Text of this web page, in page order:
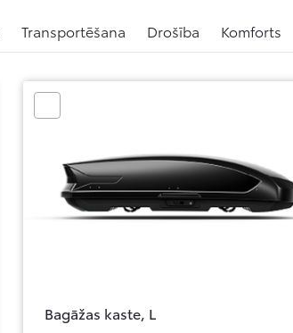
Transportēšana Drošība Komforts
Bagāžas kaste, L